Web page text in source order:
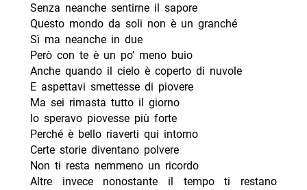
Senza neanche sentirne il sapore
Questo mondo da soli non è un granché
Sì ma neanche in due
Però con te è un po’ meno buio
Anche quando il cielo è coperto di nuvole
E aspettavi smettesse di piovere
Ma sei rimasta tutto il giorno
Io speravo piovesse più forte
Perché è bello riaverti qui intorno
Certe storie diventano polvere
Non ti resta nemmeno un ricordo
Altre invece nonostante il tempo ti restano